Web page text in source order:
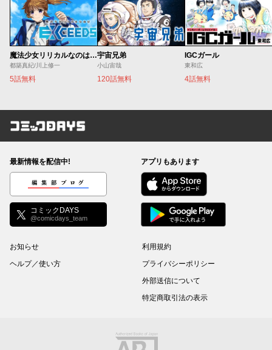
魔法少女リリカルなのは EXCEEDS
都築真紀/川上修一
5話無料
宇宙兄弟
小山宙哉
120話無料
IGCガール
東和広
4話無料
コミックDAYS
最新情報を配信中!
編集部ブログ
コミックDAYS
@comicdays_team
アプリもあります
お知らせ
ヘルプ／使い方
利用規約
プライバシーポリシー
外部送信について
特定商取引法の表示